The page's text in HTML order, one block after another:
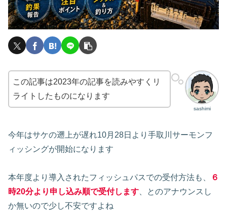
sashimi
この記事は2023年の記事を読みやすくリ
ライトしたものになります
今年はサケの遡上が遅れ10月28日より手取川サーモンフ
ィッシングが開始になります
本年度より導入されたフィッシュパスでの受付方法も、
６
時20分より申し込み順で受付します 、とのアナウンスし
か無いので少し不安ですよね